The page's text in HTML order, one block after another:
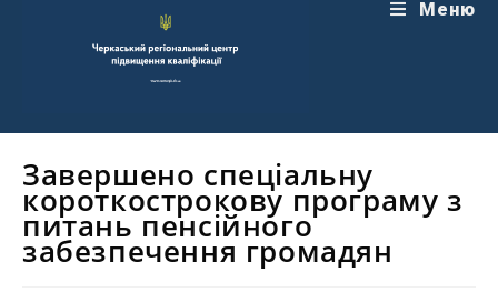
Меню
Завершено спеціальну
короткострокову програму з
питань пенсійного
забезпечення громадян